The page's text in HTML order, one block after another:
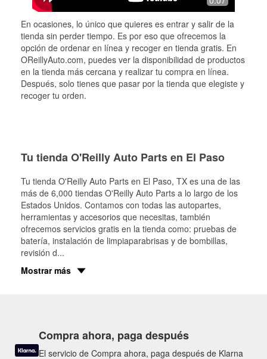
En ocasiones, lo único que quieres es entrar y salir de la
tienda sin perder tiempo. Es por eso que ofrecemos la
opción de ordenar en línea y recoger en tienda gratis. En
OReillyAuto.com, puedes ver la disponibilidad de productos
en la tienda más cercana y realizar tu compra en línea.
Después, solo tienes que pasar por la tienda que elegiste y
recoger tu orden.
Tu tienda O'Reilly Auto Parts en El Paso
Tu tienda O'Reilly Auto Parts en El Paso, TX es una de las
más de 6,000 tiendas O'Reilly Auto Parts a lo largo de los
Estados Unidos. Contamos con todas las autopartes,
herramientas y accesorios que necesitas, también
ofrecemos servicios gratis en la tienda como: pruebas de
batería, instalación de limpiaparabrisas y de bombillas,
revisión d...
Mostrar más
Compra ahora, paga después
El servicio de Compra ahora, paga después de Klarna